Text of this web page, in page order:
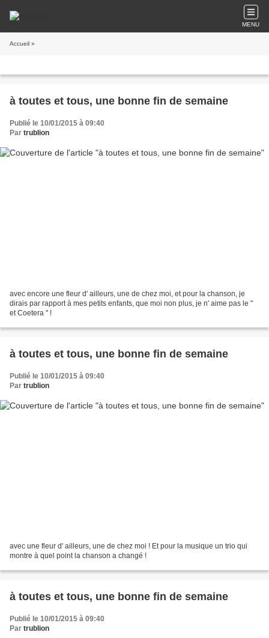
MENU
Accueil »
à toutes et tous, une bonne fin de semaine
Publié le 10/01/2015 à 09:40
Par trublion
avec encore une fleur d' ailleurs, une de chez moi, et pour la chanson, je
dirais par rapport à mes petits enfants, que moi non plus, je n' aime pas le "
et Coetera " !
à toutes et tous, une bonne fin de semaine
Publié le 10/01/2015 à 09:40
Par trublion
avec une fleur d' ailleurs, une de chez moi ! Et pour la musique un trio qui
montre à quel point la chanson a changé !
à toutes et tous, une bonne fin de semaine
Publié le 10/01/2015 à 09:40
Par trublion